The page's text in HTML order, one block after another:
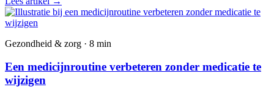
Gezondheid & zorg · 8 min
Een medicijnroutine verbeteren zonder medicatie te
wijzigen